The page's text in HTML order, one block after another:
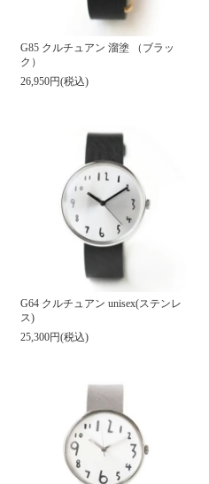
G85 クルチュアン 溜塗 （ブラッ
ク）
26,950円(税込)
G64 クルチュアン unisex(ステンレ
ス)
25,300円(税込)